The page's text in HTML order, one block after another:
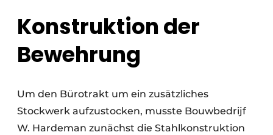
Konstruktion der
Bewehrung
Um den Bürotrakt um ein zusätzliches
Stockwerk aufzustocken, musste Bouwbedrijf
W. Hardeman zunächst die Stahlkonstruktion